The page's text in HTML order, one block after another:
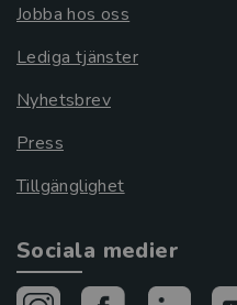
Jobba hos oss
Lediga tjänster
Nyhetsbrev
Press
Tillgänglighet
Sociala medier